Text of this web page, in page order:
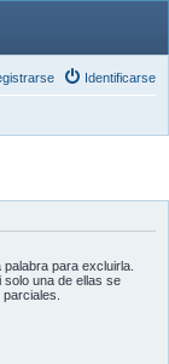
Identificarse
palabra para excluirla.
una de ellas se